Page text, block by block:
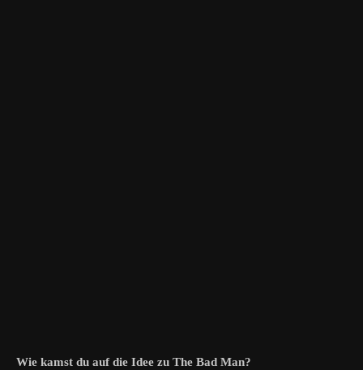
Wie kamst du auf die Idee zu The Bad Man?